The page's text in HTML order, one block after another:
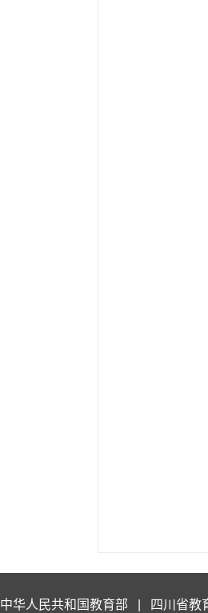
中华人民共和国教育部 四川省教